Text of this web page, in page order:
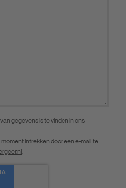
gegevens is te vinden in ons
intrekken door een e-mail te